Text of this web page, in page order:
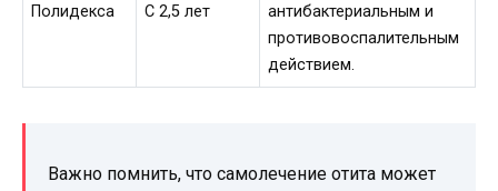
Полидекса С 2,5 лет
антибактериальным и
противовоспалительным
действием.
Важно помнить, что самолечение отита может